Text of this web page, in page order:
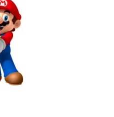
sotto l’albero!